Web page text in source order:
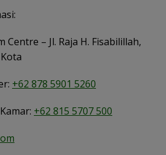
– Jl. Raja H. Fisabilillah,
+62 878 5901 5260
+62 815 5707 500